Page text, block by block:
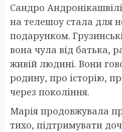
Сандро Андронікашвілі
на телешоу стала для
подарунком.
вона чула від батька,
живій людині. Вони
родину, про історію,
через покоління.
Марія продовжувала
тихо, підтримувати